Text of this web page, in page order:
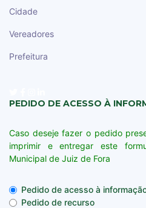
Cidade
Vereadores
Prefeitura
PEDIDO DE ACESSO À
Caso deseje fazer o pedido
imprimir e entregar este
Municipal de Juiz de Fora
Pedido de acesso à
Pedido de recurso